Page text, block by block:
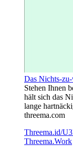
Das Nichts-
Stehen Ihnen
hält sich das
lange
threema.com
Threema.id/
Threema.Work